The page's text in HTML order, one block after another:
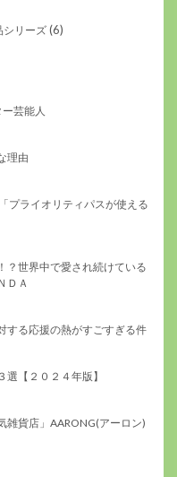
シリーズ (6)
芸能人
理由
プライオリティパスが使える
？世界中で愛され続けている
ＤＡ
する応援の熱がすごすぎる件
【２０２４年版】
雑貨店」AARONG(アーロン)